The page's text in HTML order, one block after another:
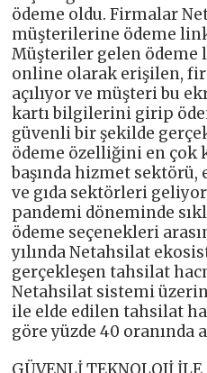
ödeme oldu. Firmalar
müşterilerine ödeme
Müşteriler gelen ödeme
online olarak erişilen,
açılıyor ve müşteri bu
kartı bilgilerini girip
güvenli bir şekilde
ödeme özelliğini en
başında hizmet
ve gıda sektörleri
pandemi döneminde
ödeme seçenekleri
yılında Netahsilat
gerçekleşen tahsilat
Netahsilat sistemi
ile elde edilen tahsilat
göre yüzde 40 oranında